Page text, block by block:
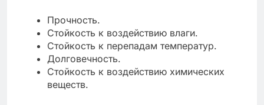
Прочность.
Стойкость к воздействию влаги.
Стойкость к перепадам температур.
Долговечность.
Стойкость к воздействию химических
веществ.